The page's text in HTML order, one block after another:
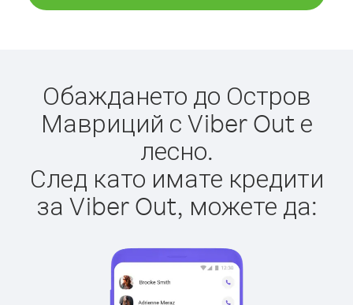
Обаждането до Остров
Мавриций с Viber Out е
лесно.
След като имате кредити
за Viber Out, можете да: